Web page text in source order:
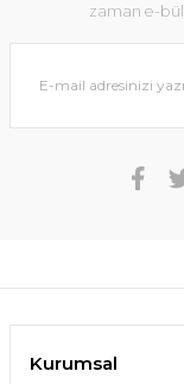
zaman e-
Kurumsal